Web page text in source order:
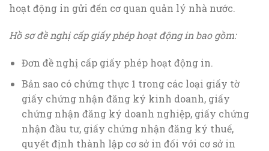
hoạt động in gửi đến cơ quan quản lý nhà nước.
Hồ sơ đề nghị cấp giấy phép hoạt động in bao gồm:
Đơn đề nghị cấp giấy phép hoạt động in.
Bản sao có chứng thực 1 trong các loại giấy tờ
giấy chứng nhận đăng ký kinh doanh, giấy
chứng nhận đăng ký doanh nghiệp, giấy chứng
nhận đầu tư, giấy chứng nhận đăng ký thuế,
quyết định thành lập cơ sở in đối với cơ sở in